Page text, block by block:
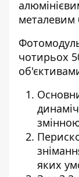
металевим
чотирьох
яких